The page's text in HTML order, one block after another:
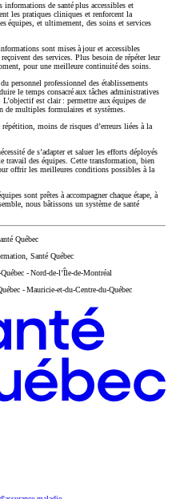
informations de santé plus accessibles et
les pratiques cliniques et renforcent la
équipes, et ultimement, des soins et services
sont mises à jour et accessibles
des services. Plus besoin de répéter leur
pour une meilleure continuité des soins.
personnel professionnel des établissements
le temps consacré aux tâches administratives
est clair : permettre aux équipes de
de multiples formulaires et systèmes.
moins de risques d’erreurs liées à la
de s’adapter et saluer les efforts déployés
travail des équipes. Cette transformation, bien
offrir les meilleures conditions possibles à la
sont prêtes à accompagner chaque étape, à
nous bâtissons un système de santé
Québec
Santé Québec
Québec - Nord-de-l’Île-de-Montréal
- Mauricie-et-du-Centre-du-Québec